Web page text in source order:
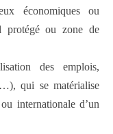
économiques ou
protégé ou zone de
des emplois,
qui se matérialise
internationale d’un